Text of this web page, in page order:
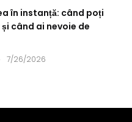
în instanță: când poți
când ai nevoie de
7/26/2026